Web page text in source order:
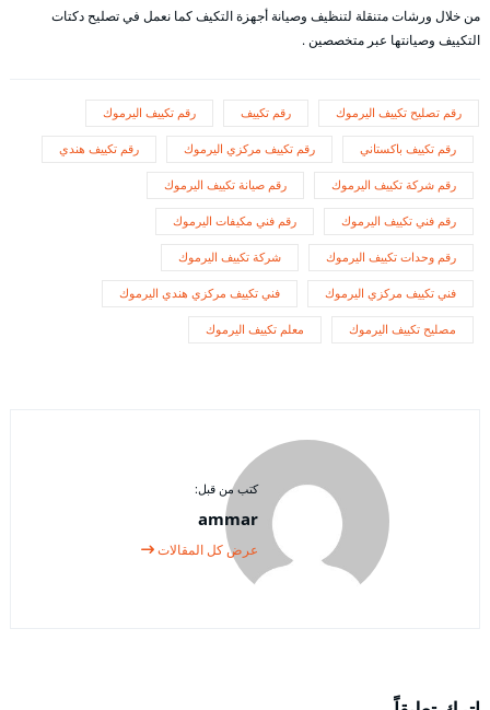
من خلال ورشات متنقلة لتنظيف وصيانة أجهزة التكيف كما نعمل في تصليح دكتات
التكييف وصيانتها عبر متخصصين .
رقم تصليح تكييف اليرموك رقم تكييف رقم تكييف اليرموك
رقم تكييف باكستاني رقم تكييف مركزي اليرموك رقم تكييف هندي
رقم شركة تكييف اليرموك رقم صيانة تكييف اليرموك
رقم فني تكييف اليرموك رقم فني مكيفات اليرموك
رقم وحدات تكييف اليرموك شركة تكييف اليرموك
فني تكييف مركزي اليرموك فني تكييف مركزي هندي اليرموك
مصليح تكييف اليرموك معلم تكييف اليرموك
كتب من قبل:
ammar
عرض كل المقالات